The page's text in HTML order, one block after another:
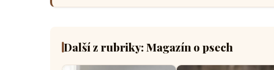
Další z rubriky: Magazín o psech